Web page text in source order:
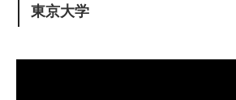
東京大学